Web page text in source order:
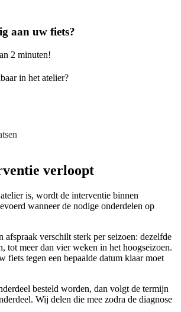
aan uw fiets?
2 minuten!
in het atelier?
verloopt
is, wordt de interventie binnen
wanneer de nodige onderdelen op
afspraak verschilt sterk per seizoen: dezelfde
tot meer dan vier weken in het hoogseizoen.
fiets tegen een bepaalde datum klaar moet
besteld worden, dan volgt de termijn
Wij delen die mee zodra de diagnose